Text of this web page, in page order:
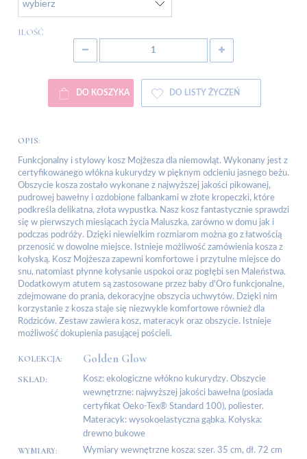
ILOŚĆ
DO KOSZYKA DO LISTY ŻYCZEŃ
OPIS:
Funkcjonalny i stylowy kosz Mojżesza dla niemowląt. Wykonany jest z
certyfikowanego włókna kukurydzy w pięknym odcieniu jasnego beżu.
Obszycie kosza zostało wykonane z najwyższej jakości pikowanej,
pudrowej bawełny i ozdobione falbankami w złote kropeczki, które
podkreśla delikatna, złota wypustka. Nasz kosz fantastycznie sprawdzi
się w pierwszych miesiącach życia Maluszka, zarówno w domu jak i
podczas podróży. Dzięki niewielkim rozmiarom można go z łatwością
przenosić w dowolne miejsce. Istnieje możliwość zamówienia kosza z
kołyską. Kosz Mojżesza zapewni komfortowe i przytulne miejsce do
snu, natomiast płynne kołysanie uspokoi oraz pogłębi sen Maleństwa.
Dodatkowym atutem są zastosowane przez baby d'Oro funkcjonalne,
zdejmowane do prania, dekoracyjne obszycia uchwytów. Dzięki nim
korzystanie z kosza staje się niezwykle komfortowe również dla
Rodziców. Zestaw zawiera kosz, materacyk oraz obszycie. Istnieje
możliwość dokupienia pasującej pościeli.
KOLEKCJA: Golden Glow
SKŁAD:
Kosz: ekologiczne włókno kukurydzy. Obszycie
wewnętrzne: najwyższej jakości bawełna (posiada
certyfikat Oeko-Tex® Standard 100), poliester.
Materacyk: wysokoelastyczna gąbka. Kołyska:
drewno bukowe
WYMIARY:
Wymiary wewnętrzne kosza: szer. 35 cm, dł. 72 cm